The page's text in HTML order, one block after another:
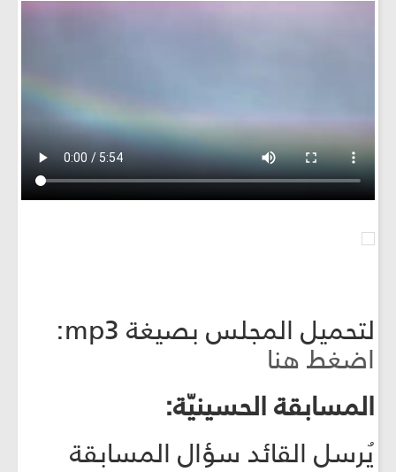
لتحميل المجلس بصيغة mp3:
اضغط هنا
المسابقة الحسينيّة:
يُرسل القائد سؤال المسابقة